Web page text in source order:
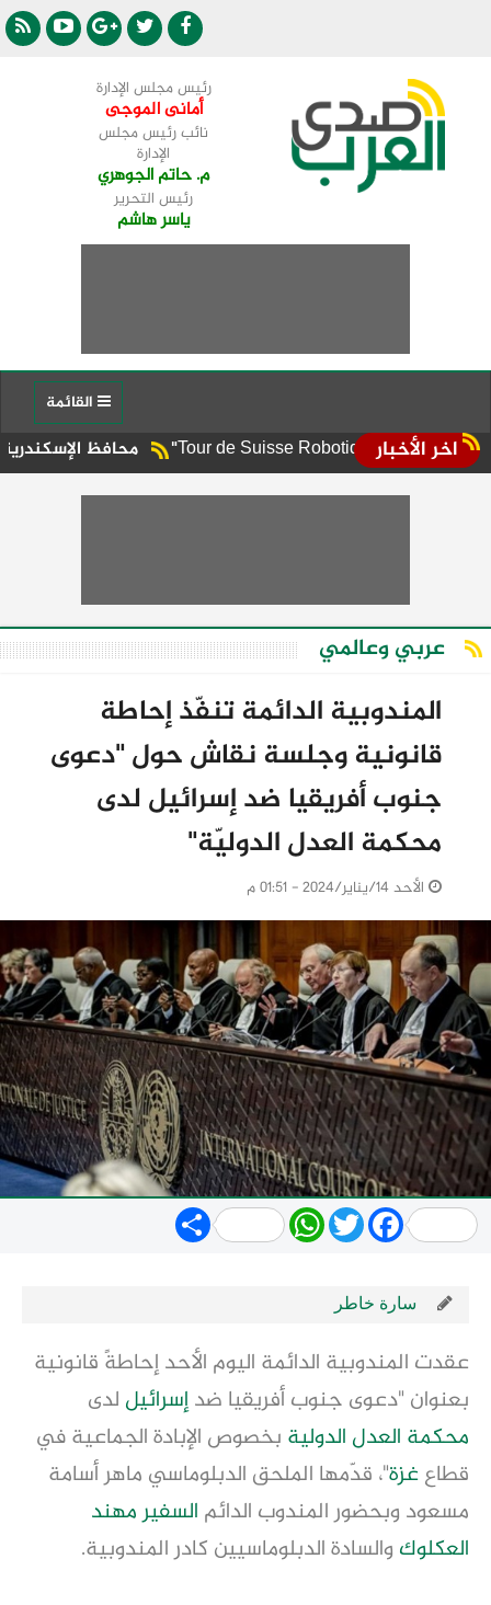
رئيس مجلس الإدارة
أمانى الموجى
نائب رئيس مجلس
الإدارة
م. حاتم الجوهري
رئيس التحرير
ياسر هاشم
اخر الأخبار محافظ الإسكندرية يوجه برفع
عربي وعالمي
المندوبية الدائمة تنفّذ إحاطة
قانونية وجلسة نقاش حول "دعوى
جنوب أفريقيا ضد إسرائيل لدى
محكمة العدل الدوليّة"
الأحد 14/يناير/2024 - 01:51 م
Share WhatsApp
TwitterFacebook
سارة خاطر
عقدت المندوبية الدائمة اليوم الأحد إحاطةً قانونية
بعنوان "دعوى جنوب أفريقيا ضدإسرائيل لدى
محكمة العدل الدولية بخصوص الإبادة الجماعية في
قطاعغزة"، قدّمها الملحق الدبلوماسي ماهر أسامة
مسعود وبحضور المندوب الدائم السفير مهند
العكلوك والسادة الدبلوماسيين كادر المندوبية.